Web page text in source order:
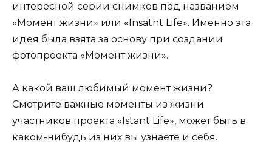
интересной серии снимков под названием
«Момент жизни» или «Insatnt Life». Именно эта
идея была взята за основу при создании
фотопроекта «Момент жизни».
А какой ваш любимый момент жизни?
Смотрите важные моменты из жизни
участников проекта «Istant Life», может быть в
каком-нибудь из них вы узнаете и себя.